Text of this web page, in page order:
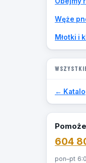
Węże
Młotki i
←
604
pon–pt